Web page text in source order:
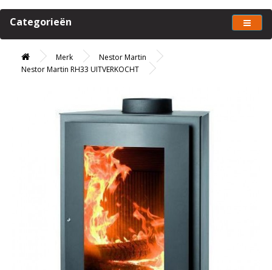
Categorieën
Merk
Nestor Martin
Nestor Martin RH33 UITVERKOCHT